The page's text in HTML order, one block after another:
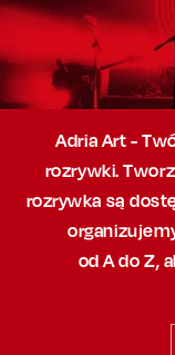
Adria Art -
rozrywki.
rozrywka są
od A do Z,